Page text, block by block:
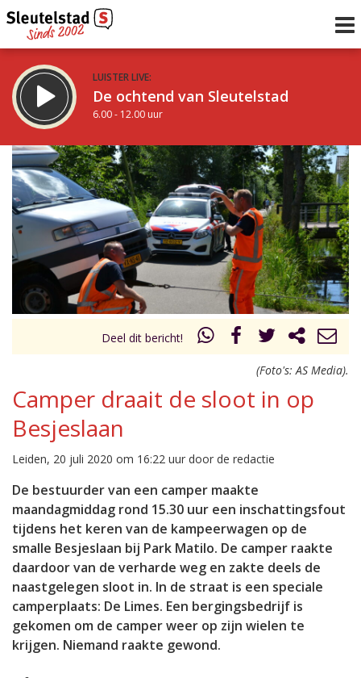
LUISTER LIVE:
De ochtend van Sleutelstad
6.00 - 12.00 uur
STRAKS:
De middag van Sleutelstad
12.00 - 18.00 uur
Vorig uur
uur 1 van 0 Volgend uur
Inklappen
Deel dit bericht!
(Foto's: AS Media).
Camper draait de sloot in op
Besjeslaan
Leiden, 20 juli 2020 om 16:22 uur door de redactie
De bestuurder van een camper maakte
maandagmiddag rond 15.30 uur een inschattingsfout
tijdens het keren van de kampeerwagen op de
smalle Besjeslaan bij Park Matilo. De camper raakte
daardoor van de verharde weg en zakte deels de
naastgelegen sloot in. In de straat is een speciale
camperplaats: De Limes. Een bergingsbedrijf is
gekomen om de camper weer op zijn wielen te
krijgen. Niemand raakte gewond.